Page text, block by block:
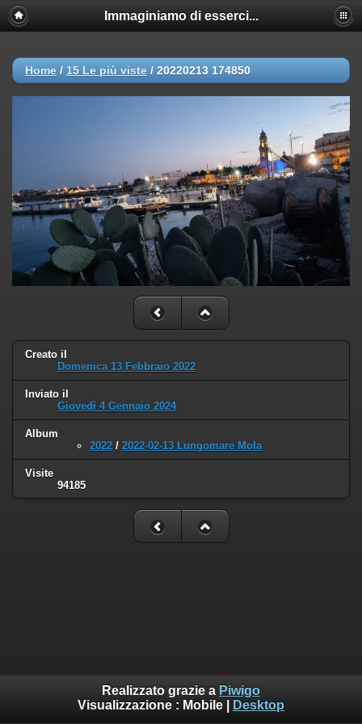
Immaginiamo di esserci...
Home / 15 Le più viste / 20220213 174850
Creato il
Domenica 13 Febbraio 2022
Inviato il
Giovedì 4 Gennaio 2024
Album
2022 / 2022-02-13 Lungomare Mola
Visite
94185
Realizzato grazie a Piwigo
Visualizzazione : Mobile Desktop